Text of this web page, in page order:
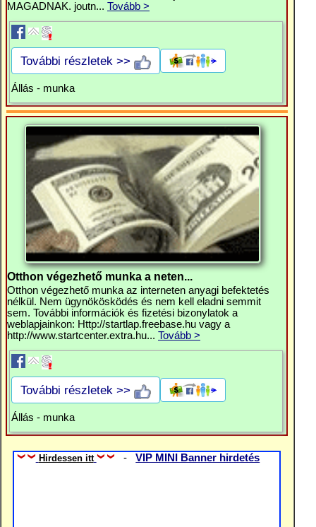
MAGADNAK. joutn... Tovább >
További részletek >>
Állás - munka
Otthon végezhető munka a neten...
Otthon végezhető munka az interneten anyagi befektetés
nélkül. Nem ügynökösködés és nem kell eladni semmit
sem. További információk és fizetési bizonylatok a
weblapjainkon: Http://startlap.freebase.hu vagy a
http://www.startcenter.extra.hu... Tovább >
További részletek >>
Állás - munka
Hirdessen itt -VIP MINI Banner hirdetés